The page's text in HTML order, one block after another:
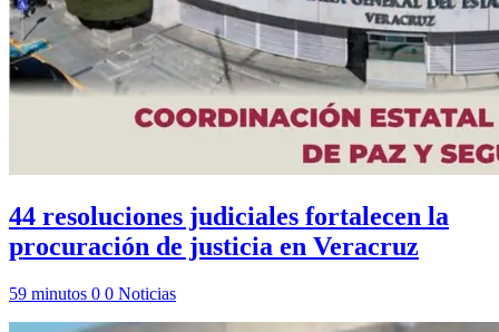
44 resoluciones judiciales fortalecen la
procuración de justicia en Veracruz
59 minutos 0 0 Noticias